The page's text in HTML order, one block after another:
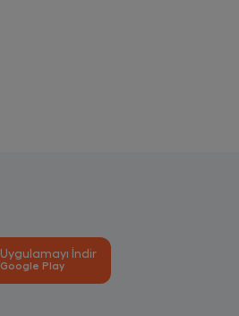
Uygulamayı İndir
Google Play